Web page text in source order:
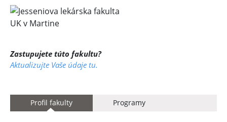
Zastupujete túto fakultu?
Aktualizujte Vaše údaje tu.
Profil fakulty Programy